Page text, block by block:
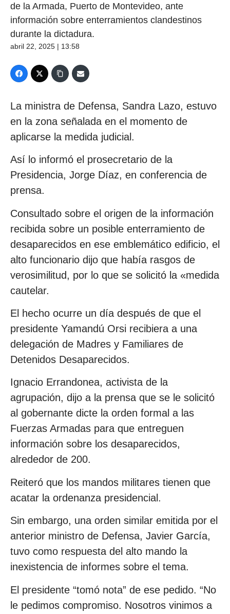
de la Armada, Puerto de Montevideo, ante
información sobre enterramientos clandestinos
durante la dictadura.
abril 22, 2025 | 13:58
La ministra de Defensa, Sandra Lazo, estuvo
en la zona señalada en el momento de
aplicarse la medida judicial.
Así lo informó el prosecretario de la
Presidencia, Jorge Díaz, en conferencia de
prensa.
Consultado sobre el origen de la información
recibida sobre un posible enterramiento de
desaparecidos en ese emblemático edificio, el
alto funcionario dijo que había rasgos de
verosimilitud, por lo que se solicitó la «medida
cautelar.
El hecho ocurre un día después de que el
presidente Yamandú Orsi recibiera a una
delegación de Madres y Familiares de
Detenidos Desaparecidos.
Ignacio Errandonea, activista de la
agrupación, dijo a la prensa que se le solicitó
al gobernante dicte la orden formal a las
Fuerzas Armadas para que entreguen
información sobre los desaparecidos,
alrededor de 200.
Reiteró que los mandos militares tienen que
acatar la ordenanza presidencial.
Sin embargo, una orden similar emitida por el
anterior ministro de Defensa, Javier García,
tuvo como respuesta del alto mando la
inexistencia de informes sobre el tema.
El presidente “tomó nota” de ese pedido. “No
le pedimos compromiso. Nosotros vinimos a